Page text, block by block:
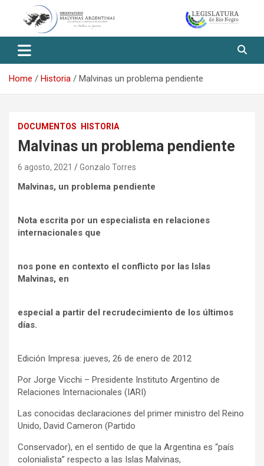
Observatorio Malvinas – Río
Negro
Home Historia Malvinas un problema pendiente
DOCUMENTOS HISTORIA
Malvinas un problema pendiente
6 agosto, 2021 Gonzalo Torres
Malvinas, un problema pendiente
Nota escrita por un especialista en relaciones
internacionales que
nos pone en contexto el conflicto por las Islas
Malvinas, en
especial a partir del recrudecimiento de los últimos
días.
Edición Impresa: jueves, 26 de enero de 2012
Por Jorge Vicchi – Presidente Instituto Argentino de
Relaciones Internacionales (IARI)
Las conocidas declaraciones del primer ministro del Reino
Unido, David Cameron (Partido
Conservador), en el sentido de que la Argentina es “país
colonialista” respecto a las Islas Malvinas,